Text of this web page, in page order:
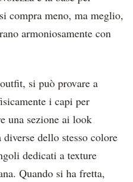
compra meno, ma meglio,
armoniosamente con
si può provare a
i capi per
una sezione ai look
dello stesso colore
dedicati a texture
Quando si ha fretta,